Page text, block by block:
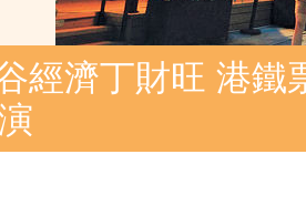
經濟丁財旺 港鐵